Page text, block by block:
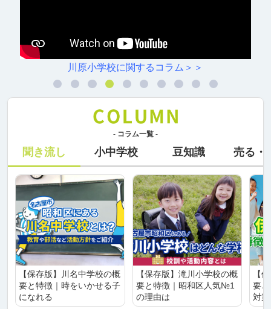
川原小学校に関するコラム＞＞
- コラム一覧 -
聞き流し 小中学校 豆知識 売る・
【保存版】川名中学校の概
要と特徴｜時をいかせる子
になれる
【保存版】滝川小学校の概
要と特徴｜昭和区人気№1
の理由は
【
要
対